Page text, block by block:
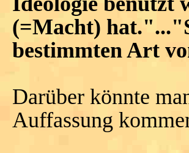
(=Macht)
bestimmten Art
Darüber könnte
Auffassung